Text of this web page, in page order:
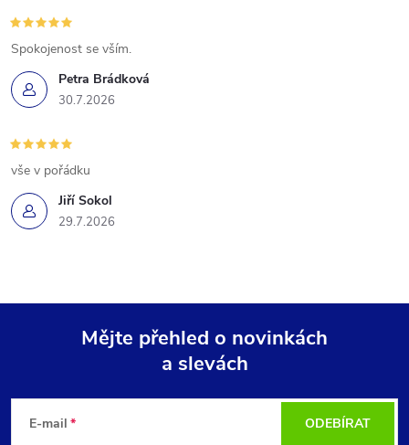
Petra Brádková
30.7.2026
Spokojenost se vším.
Jiří Sokol
29.7.2026
vše v pořádku
Mějte přehled o novinkách
a slevách
E-mail ODEBÍRAT